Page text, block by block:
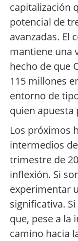
capitalización
potencial de
avanzadas. El
mantiene una
hecho de que
115 millones
entorno de
quien apuesta
Los próximos
intermedios
trimestre de
inflexión. Si
experimentar
significativa.
que, pese a la
camino hacia